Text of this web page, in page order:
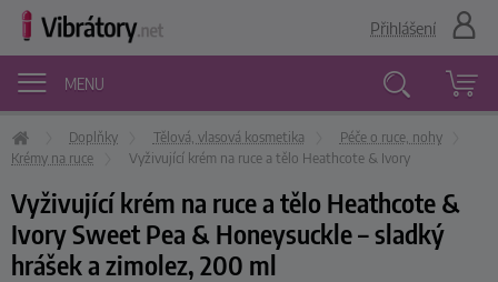
MENU
Vyhledávání
Přihlášení
Doplňky Tělová, vlasová kosmetika
Péče o ruce, nohy
Krémy na ruce
Vyživující krém na ruce a tělo Heathcote & Ivory
Vyživující krém na ruce a tělo Heathcote &
Ivory Sweet Pea & Honeysuckle – sladký
hrášek a zimolez, 200 ml